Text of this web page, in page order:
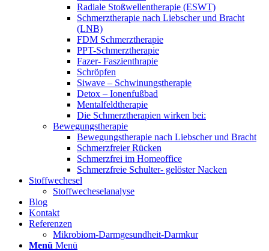
Radiale Stoßwellentherapie (ESWT)
Schmerztherapie nach Liebscher und Bracht
(LNB)
FDM Schmerztherapie
PPT-Schmerztherapie
Fazer- Faszienthrapie
Schröpfen
Siwave – Schwinungstherapie
Detox – Ionenfußbad
Mentalfeldtherapie
Die Schmerztherapien wirken bei:
Bewegungstherapie
Bewegungstherapie nach Liebscher und Bracht
Schmerzfreier Rücken
Schmerzfrei im Homeoffice
Schmerzfreie Schulter- gelöster Nacken
Stoffwechesel
Stoffwecheselanalyse
Blog
Kontakt
Referenzen
Mikrobiom-Darmgesundheit-Darmkur
Menü Menü